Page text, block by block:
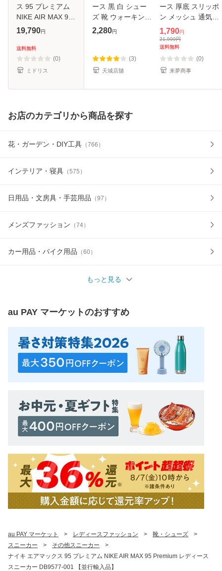
ス 95 プレミアム
NIKE AIR MAX 95
Premium レディー
DB9577-001 【並
行輸入品】
19,790円
送料無料
(0)
ミドリス
ース 黒 白 シュー
ズ 靴 ウォーキング
ランニング キッズ
ー 幅広 外反母趾
土踏ま
2,280円
(3)
天城店舖
ース 厚底 スリッポ
ン メッシュ 通気性
疲れない 軽量 ラン
ニング ウォーキン
グ おしゃれ スポー
ツ 年寄り 敬老の日
1,790円
21,999円
送料無料
(0)
来夢商事
お店のカテゴリから商品を探す
花・ガーデン・DIY工具 （766 ）
インテリア・寝具 （575 ）
日用品・文房具・手芸用品 （97 ）
メンズファッション （74）
カー用品・バイク用品 （60）
もっと見る
au PAY マーケットのおすすめ
au PAY マーケット > レディースファッション > 靴・シューズ
>
スニーカー
> その他スニーカー
>
ナイキ エアマックス 95 プレミアム NIKE AIR MAX 95 Premium レディース
スニーカー DB9577-001 【並行輸入品】